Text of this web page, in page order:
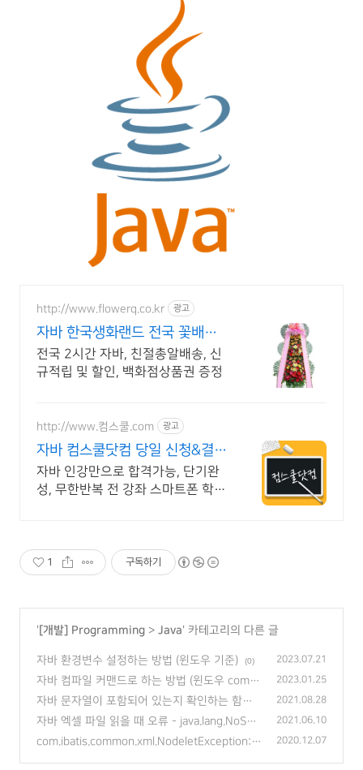
http://www.flowerq.co.kr 광고
자바 한국생화랜드 전국 꽃배달
2시간배송
전국 2시간 자바, 친절총알배송, 신
규적립 및 할인, 백화점상품권 증정
http://www.컴스쿨.com 광고
자바 컴스쿨닷컴 당일 신청&결제
시 기프티콘!
자바 인강만으로 합격가능, 단기완
성, 무한반복 전 강좌 스마트폰 학습
1 구독하기
' [개발] Programming > Java' 카테고리의 다른 글
자바 환경변수 설정하는 방법 (윈도우 기준) (0) 2023.07.21
자바 컴파일 커맨드로 하는 방법 (윈도우 comm
and javac)
(0)
2023.01.25
자바 문자열이 포함되어 있는지 확인하는 함수 -
contains vs equal
(0)
2021.08.28
자바 엑셀 파일 읽을 때 오류 - java.lang.NoSuc
hFieldError, java.lang.NoClassDefFoundError
2021.06.10
com.ibatis.common.xml.NodeletException: E
2020.12.07